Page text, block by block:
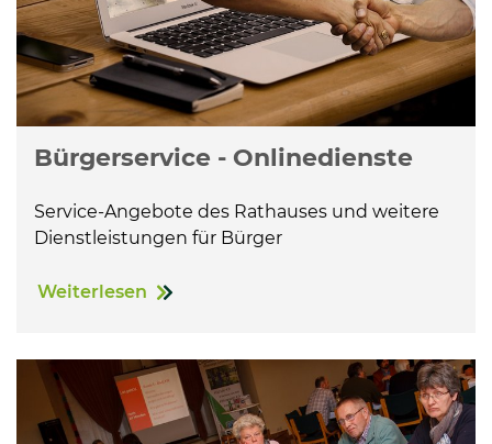
Bürgerservice - Onlinedienste
Service-Angebote des Rathauses und weitere
Dienstleistungen für Bürger
Weiterlesen